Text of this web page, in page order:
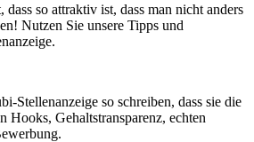
so attraktiv ist, dass man nicht anders
Nutzen Sie unsere Tipps und
Stellenanzeige so schreiben, dass sie die
Hooks, Gehaltstransparenz, echten